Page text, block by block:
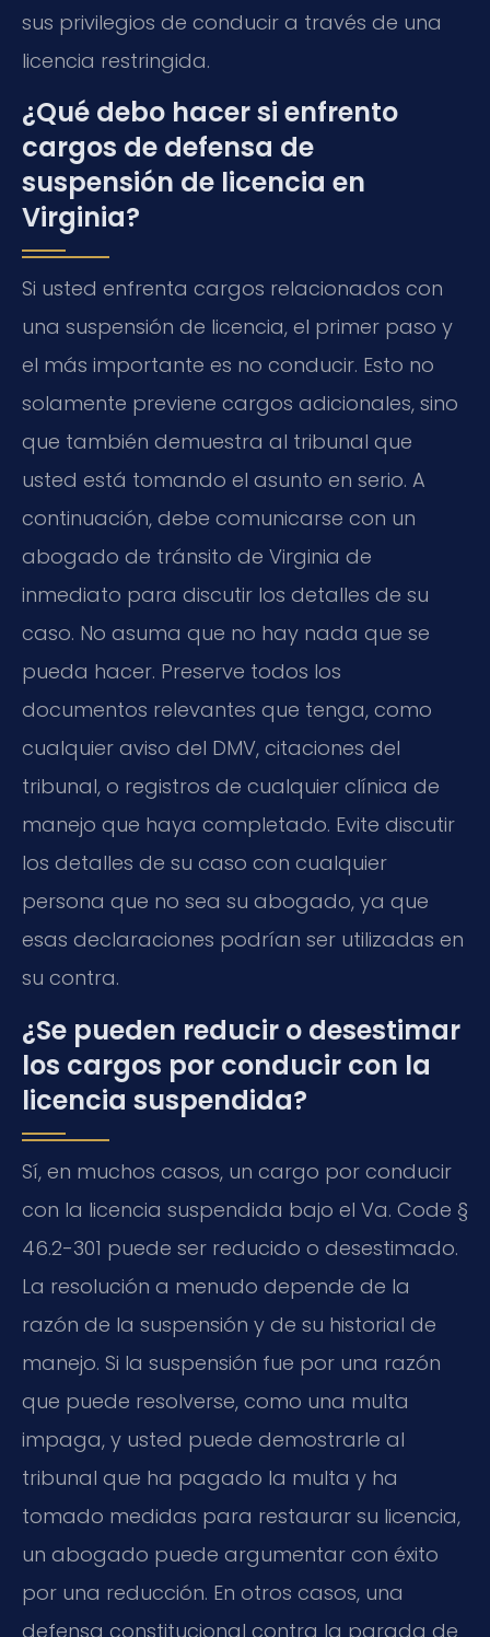
sus privilegios de conducir a través de una
licencia restringida.
¿Qué debo hacer si enfrento
cargos de defensa de
suspensión de licencia en
Virginia?
Si usted enfrenta cargos relacionados con
una suspensión de licencia, el primer paso y
el más importante es no conducir. Esto no
solamente previene cargos adicionales, sino
que también demuestra al tribunal que
usted está tomando el asunto en serio. A
continuación, debe comunicarse con un
abogado de tránsito de Virginia de
inmediato para discutir los detalles de su
caso. No asuma que no hay nada que se
pueda hacer. Preserve todos los
documentos relevantes que tenga, como
cualquier aviso del DMV, citaciones del
tribunal, o registros de cualquier clínica de
manejo que haya completado. Evite discutir
los detalles de su caso con cualquier
persona que no sea su abogado, ya que
esas declaraciones podrían ser utilizadas en
su contra.
¿Se pueden reducir o desestimar
los cargos por conducir con la
licencia suspendida?
Sí, en muchos casos, un cargo por conducir
con la licencia suspendida bajo el Va. Code §
46.2-301 puede ser reducido o desestimado.
La resolución a menudo depende de la
razón de la suspensión y de su historial de
manejo. Si la suspensión fue por una razón
que puede resolverse, como una multa
impaga, y usted puede demostrarle al
tribunal que ha pagado la multa y ha
tomado medidas para restaurar su licencia,
un abogado puede argumentar con éxito
por una reducción. En otros casos, una
defensa constitucional contra la parada de